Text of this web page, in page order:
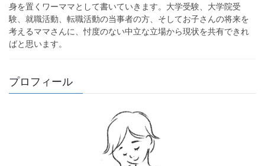
身を置くワーママとして書いていきます。大学受験、大学院受
験、就職活動、転職活動の当事者の方、そしてお子さんの将来を
考えるママさんに、忖度のない中立な立場から現状を共有できれ
ばと思います。
プロフィール